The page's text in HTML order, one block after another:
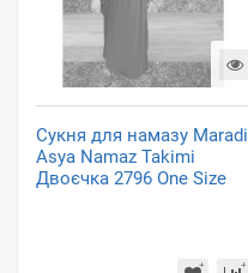
Сукня для намазу Maradi
Asya Namaz Takimi
Двоєчка 2796 One Size